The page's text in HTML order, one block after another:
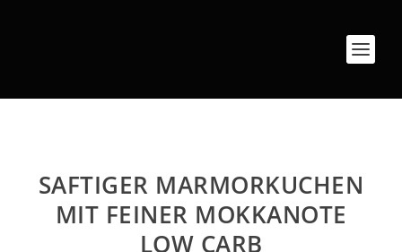
SAFTIGER MARMORKUCHEN
MIT FEINER MOKKANOTE
LOW CARB